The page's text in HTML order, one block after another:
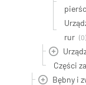
rur (0)
Części
Bębny i